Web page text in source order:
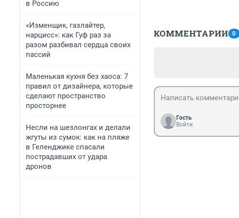
в Россию
«Изменщик, газлайтер,
нарцисс»: как Гуф раз за
разом разбивал сердца своих
пассий
Маленькая кухня без хаоса: 7
правил от дизайнера, которые
сделают пространство
просторнее
Несли на шезлонгах и делали
жгуты из сумок: как на пляже
в Геленджике спасали
пострадавших от удара
дронов
КОММЕНТАРИИ 0
Гость
Войти